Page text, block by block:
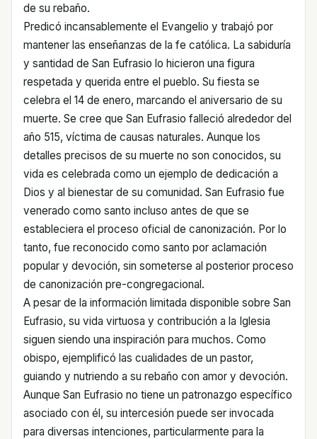
de su rebaño.
Predicó incansablemente el Evangelio y trabajó por
mantener las enseñanzas de la fe católica. La sabiduría
y santidad de San Eufrasio lo hicieron una figura
respetada y querida entre el pueblo. Su fiesta se
celebra el 14 de enero, marcando el aniversario de su
muerte. Se cree que San Eufrasio falleció alrededor del
año 515, víctima de causas naturales. Aunque los
detalles precisos de su muerte no son conocidos, su
vida es celebrada como un ejemplo de dedicación a
Dios y al bienestar de su comunidad. San Eufrasio fue
venerado como santo incluso antes de que se
estableciera el proceso oficial de canonización. Por lo
tanto, fue reconocido como santo por aclamación
popular y devoción, sin someterse al posterior proceso
de canonización pre-congregacional.
A pesar de la información limitada disponible sobre San
Eufrasio, su vida virtuosa y contribución a la Iglesia
siguen siendo una inspiración para muchos. Como
obispo, ejemplificó las cualidades de un pastor,
guiando y nutriendo a su rebaño con amor y devoción.
Aunque San Eufrasio no tiene un patronazgo específico
asociado con él, su intercesión puede ser invocada
para diversas intenciones, particularmente para la